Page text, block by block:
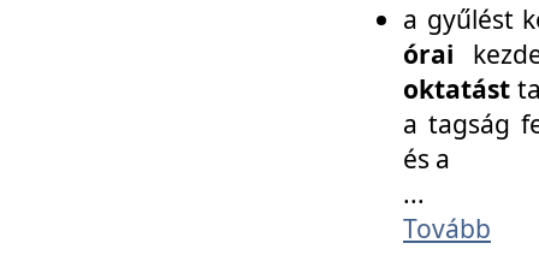
a gyűlést
órai
oktatást
a tagság
és a
...
Tovább